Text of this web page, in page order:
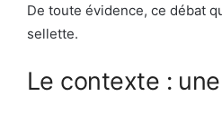
De toute évidence, ce débat
sellette.
Le contexte :